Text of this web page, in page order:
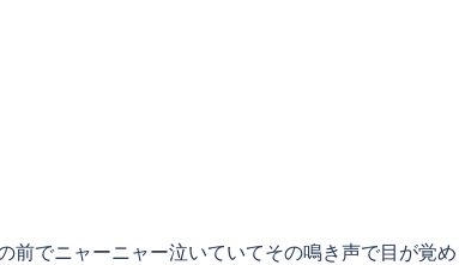
前でニャーニャー泣いていてその鳴き声で目が覚め